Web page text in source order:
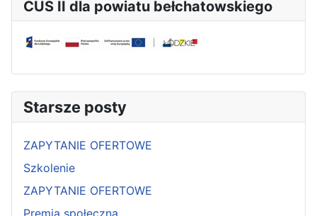
CUS II dla powiatu bełchatowskiego
Starsze posty
ZAPYTANIE OFERTOWE
Szkolenie
ZAPYTANIE OFERTOWE